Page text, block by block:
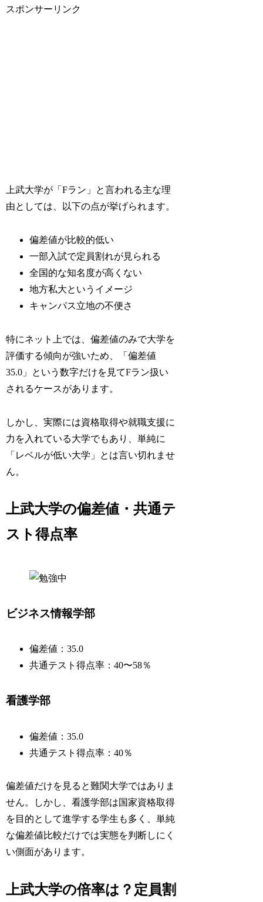
スポンサーリンク
上武大学が「Fラン」と言われる主な理
由としては、以下の点が挙げられます。
偏差値が比較的低い
一部入試で定員割れが見られる
全国的な知名度が高くない
地方私大というイメージ
キャンパス立地の不便さ
特にネット上では、偏差値のみで大学を
評価する傾向が強いため、「偏差値
35.0」という数字だけを見てFラン扱い
されるケースがあります。
しかし、実際には資格取得や就職支援に
力を入れている大学でもあり、単純に
「レベルが低い大学」とは言い切れませ
ん。
上武大学の偏差値・共通テ
スト得点率
ビジネス情報学部
偏差値：35.0
共通テスト得点率：40〜58％
看護学部
偏差値：35.0
共通テスト得点率：40％
偏差値だけを見ると難関大学ではありま
せん。しかし、看護学部は国家資格取得
を目的として進学する学生も多く、単純
な偏差値比較だけでは実態を判断しにく
い側面があります。
上武大学の倍率は？定員割